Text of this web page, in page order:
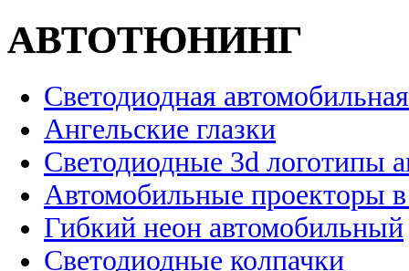
АВТОТЮНИНГ
Светодиодная
Ангельские глазки
Светодиодные 3d логотипы
Автомобильные проекторы
Гибкий неон автомобильный
Светодиодные колпачки